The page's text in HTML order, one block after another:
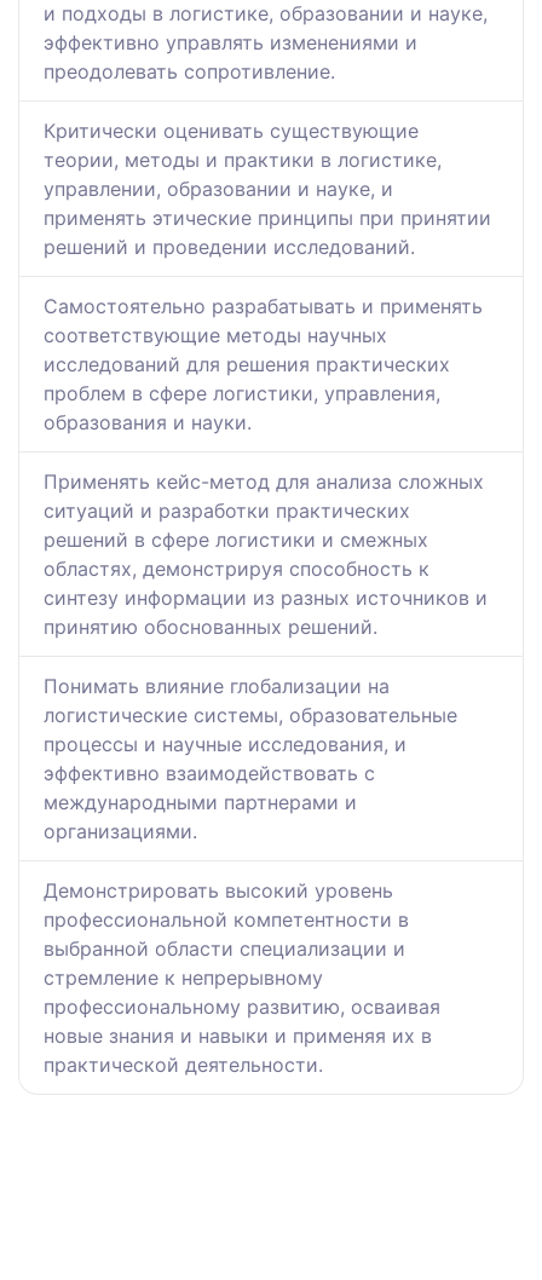
и подходы в логистике, образовании и науке,
эффективно управлять изменениями и
преодолевать сопротивление.
Критически оценивать существующие
теории, методы и практики в логистике,
управлении, образовании и науке, и
применять этические принципы при принятии
решений и проведении исследований.
Самостоятельно разрабатывать и применять
соответствующие методы научных
исследований для решения практических
проблем в сфере логистики, управления,
образования и науки.
Применять кейс-метод для анализа сложных
ситуаций и разработки практических
решений в сфере логистики и смежных
областях, демонстрируя способность к
синтезу информации из разных источников и
принятию обоснованных решений.
Понимать влияние глобализации на
логистические системы, образовательные
процессы и научные исследования, и
эффективно взаимодействовать с
международными партнерами и
организациями.
Демонстрировать высокий уровень
профессиональной компетентности в
выбранной области специализации и
стремление к непрерывному
профессиональному развитию, осваивая
новые знания и навыки и применяя их в
практической деятельности.